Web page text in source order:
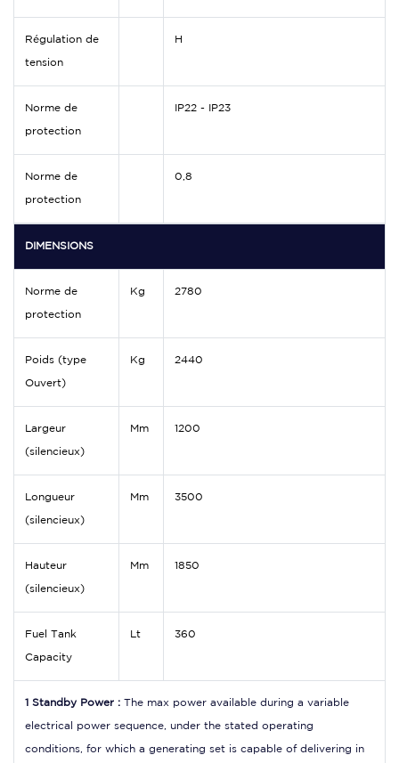
Régulation de
tension
H
Norme de
protection
IP22 - IP23
Norme de
protection
0,8
DIMENSIONS
Norme de
protection
Kg 2780
Poids (type
Ouvert)
Kg 2440
Largeur
(silencieux)
Mm 1200
Longueur
(silencieux)
Mm 3500
Hauteur
(silencieux)
Mm 1850
Fuel Tank
Capacity
Lt 360
1 Standby Power : The max power available during a variable
electrical power sequence, under the stated operating
conditions, for which a generating set is capable of delivering in